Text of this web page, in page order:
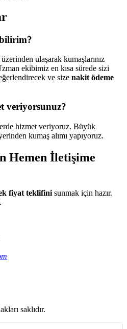
üzerinden ulaşarak kumaşlarınız
ekibimiz en kısa sürede sizi
ve size nakit ödeme
veriyorsunuz?
hizmet veriyoruz. Büyük
kumaş alımı yapıyoruz.
Hemen İletişime
fiyat teklifini sunmak için hazır.
saklıdır.